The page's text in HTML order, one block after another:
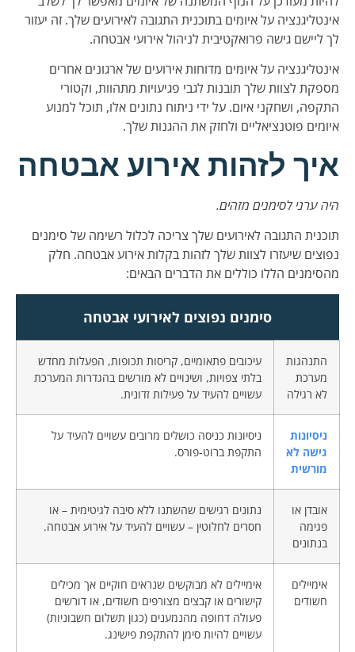
אינטליגנציה על איומים בתוכנית התגובה לאירועים שלך. זה יעזור
לך ליישם גישה פרואקטיבית לניהול אירועי אבטחה.
אינטליגנציה על איומים מדוחות אירועים של ארגונים אחרים
מספקת לצוות שלך תובנות לגבי פגיעויות מתהוות, וקטורי
התקפה, ושחקני איום. על ידי ניתוח נתונים אלו, תוכל למנוע
איומים פוטנציאליים ולחזק את ההגנות שלך.
איך לזהות אירוע אבטחה
היה ערני לסימנים מזהים.
תוכנית התגובה לאירועים שלך צריכה לכלול רשימה של סימנים
נפוצים שיעזרו לצוות שלך לזהות בקלות אירוע אבטחה. חלק
מהסימנים הללו כוללים את הדברים הבאים:
סימנים נפוצים לאירועי אבטחה
התנהגות
מערכת
לא רגילה
עיכובים פתאומיים, קריסות תכופות, הפעלות מחדש
בלתי צפויות, ושינויים לא מורשים בהגדרות המערכת
עשויים להעיד על פעילות זדונית.
ניסיונות
גישה לא
מורשית
ניסיונות כניסה כושלים מרובים עשויים להעיד על
התקפת ברוט-פורס.
אובדן או
פגימה
בנתונים
נתונים רגישים שהשתנו ללא סיבה לגיטימית – או
חסרים לחלוטין – עשויים להעיד על אירוע אבטחה.
אימיילים
חשודים
אימיילים לא מבוקשים שנראים חוקיים אך מכילים
קישורים או קבצים מצורפים חשודים, או דורשים
פעולה דחופה מהנמענים (כגון תשלום חשבוניות)
עשויים להיות סימן להתקפת פישינג.